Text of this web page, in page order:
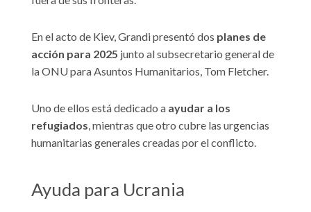
En el acto de Kiev, Grandi presentó dos planes de
acción para 2025 junto al subsecretario general de
la ONU para Asuntos Humanitarios, Tom Fletcher.
Uno de ellos está dedicado a ayudar a los
refugiados, mientras que otro cubre las urgencias
humanitarias generales creadas por el conflicto.
Ayuda para Ucrania